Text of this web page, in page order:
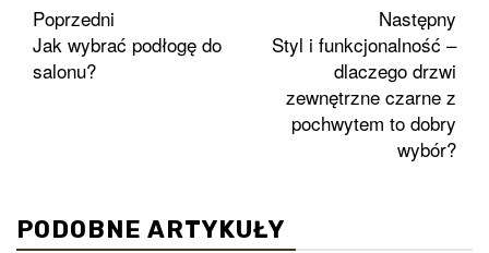
Zobacz
wpisy
Poprzedni
Jak wybrać podłogę do
salonu?
Następny
Styl i funkcjonalność –
dlaczego drzwi
zewnętrzne czarne z
pochwytem to dobry
wybór?
PODOBNE ARTYKUŁY